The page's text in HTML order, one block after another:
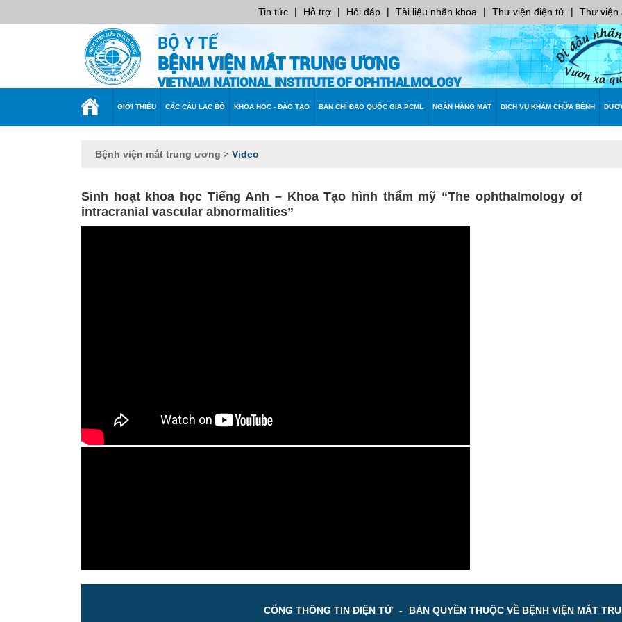
Tin tức | Hỗ trợ | Hỏi đáp | Tài liệu nhãn khoa | Thư viện điện tử | Thư viện
BỘ Y TẾ
BỆNH VIỆN MẮT TRUNG ƯƠNG
VIETNAM NATIONAL INSTITUTE OF OPHTHALMOLOGY
TRANG GIỚI THIỆU CÁC CÂU LẠC BỘ KHOA HỌC - ĐÀO TẠO BAN CHỈ ĐẠO QUỐC GIA PCML NGÂN HÀNG MẮT DỊCH VỤ KHÁM CHỮA BỆNH
Bệnh viện mắt trung ương > Video
Sinh hoạt khoa học Tiếng Anh – Khoa Tạo hình thẩm mỹ “The ophthalmology of
intracranial vascular abnormalities”
CỔNG THÔNG TIN ĐIỆN TỬ - BẢN QUYỀN THUỘC VỀ BỆNH VIỆN MẮT